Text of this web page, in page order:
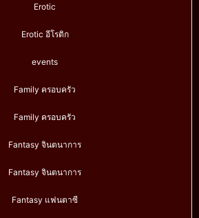
Erotic
Erotic อีโรติก
events
Family ครอบครัว
Family ครอบครัว
Fantasy จินตนาการ
Fantasy จินตนาการ
Fantasy แฟนตาซี